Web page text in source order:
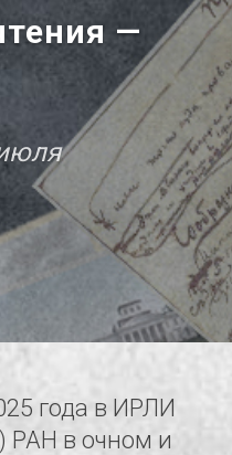
—
года в ИРЛИ
РАН в очном и